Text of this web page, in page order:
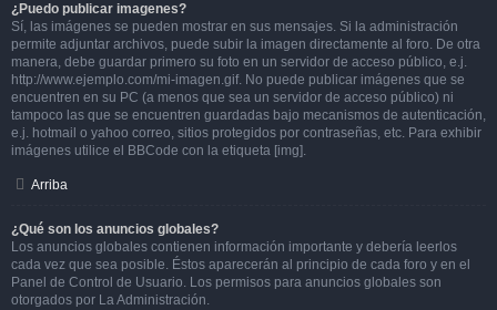
¿Puedo publicar imagenes?
Sí, las imágenes se pueden mostrar en sus mensajes. Si la administración
permite adjuntar archivos, puede subir la imagen directamente al foro. De otra
manera, debe guardar primero su foto en un servidor de acceso público, e.j.
http://www.ejemplo.com/mi-imagen.gif. No puede publicar imágenes que se
encuentren en su PC (a menos que sea un servidor de acceso público) ni
tampoco las que se encuentren guardadas bajo mecanismos de autenticación,
e.j. hotmail o yahoo correo, sitios protegidos por contraseñas, etc. Para exhibir
imágenes utilice el BBCode con la etiqueta [img].
Arriba
¿Qué son los anuncios globales?
Los anuncios globales contienen información importante y debería leerlos
cada vez que sea posible. Éstos aparecerán al principio de cada foro y en el
Panel de Control de Usuario. Los permisos para anuncios globales son
otorgados por La Administración.